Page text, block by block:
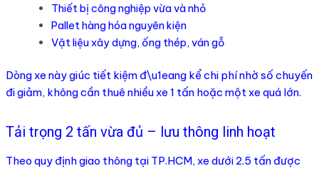
Thiết bị công nghiệp vừa và nhỏ
Pallet hàng hóa nguyên kiện
Vật liệu xây dựng, ống thép, ván gỗ
Dòng xe này giúc tiết kiệm đ\u1eang kể chi phí nhờ số chuyến
đi giảm, không cần thuê nhiều xe 1 tấn hoặc một xe quá lớn.
Tải trọng 2 tấn vừa đủ – lưu thông linh hoạt
Theo quy định giao thông tại TP.HCM, xe dưới 2.5 tấn được